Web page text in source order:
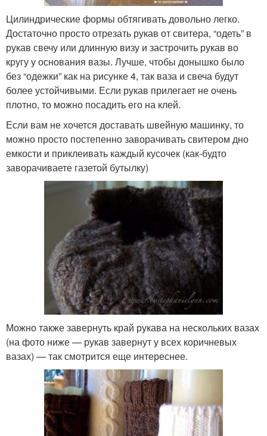
Цилиндрические формы обтягивать довольно легко.
Достаточно просто отрезать рукав от свитера, “одеть” в
рукав свечу или длинную визу и застрочить рукав во
кругу у основания вазы. Лучше, чтобы донышко было
без “одежки” как на рисунке 4, так ваза и свеча будут
более устойчивыми. Если рукав прилегает не очень
плотно, то можно посадить его на клей.
Если вам не хочется доставать швейную машинку, то
можно просто постепенно заворачивать свитером дно
емкости и приклеивать каждый кусочек (как-будто
заворачиваете газетой бутылку)
Можно также завернуть край рукава на нескольких вазах
(на фото ниже — рукав завернут у всех коричневых
вазах) — так смотрится еще интереснее.